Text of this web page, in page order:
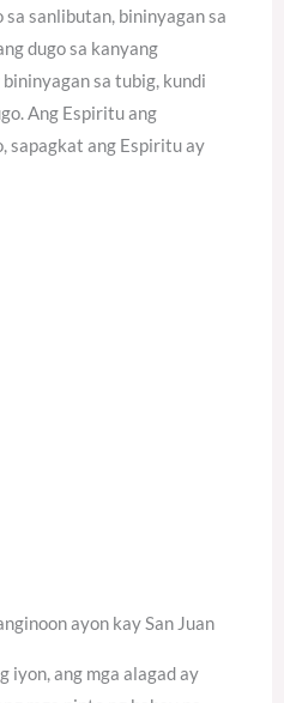
sanlibutan, bininyagan sa
dugo sa kanyang
sa tubig, kundi
Ang Espiritu ang
sapagkat ang Espiritu ay
ayon kay San Juan
iyon, ang mga alagad ay